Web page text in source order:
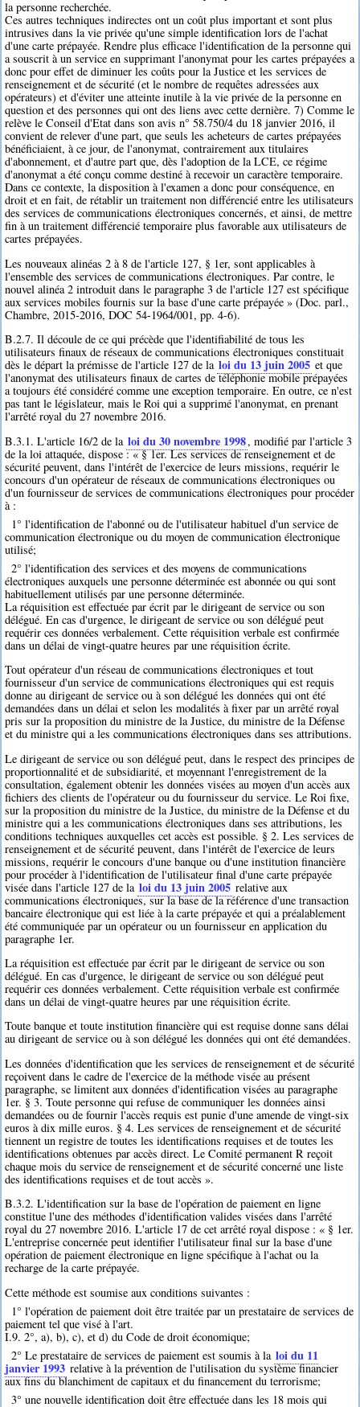
la personne recherchée.
Ces autres techniques indirectes ont un coût plus important et sont plus
intrusives dans la vie privée qu'une simple identification lors de l'achat
d'une carte prépayée. Rendre plus efficace l'identification de la personne qui
a souscrit à un service en supprimant l'anonymat pour les cartes prépayées a
donc pour effet de diminuer les coûts pour la Justice et les services de
renseignement et de sécurité (et le nombre de requêtes adressées aux
opérateurs) et d'éviter une atteinte inutile à la vie privée de la personne en
question et des personnes qui ont des liens avec cette dernière. 7) Comme le
relève le Conseil d'Etat dans son avis n° 58.750/4 du 18 janvier 2016, il
convient de relever d'une part, que seuls les acheteurs de cartes prépayées
bénéficiaient, à ce jour, de l'anonymat, contrairement aux titulaires
d'abonnement, et d'autre part que, dès l'adoption de la LCE, ce régime
d'anonymat a été conçu comme destiné à recevoir un caractère temporaire.
Dans ce contexte, la disposition à l'examen a donc pour conséquence, en
droit et en fait, de rétablir un traitement non différencié entre les utilisateurs
des services de communications électroniques concernés, et ainsi, de mettre
fin à un traitement différencié temporaire plus favorable aux utilisateurs de
cartes prépayées.
Les nouveaux alinéas 2 à 8 de l'article 127, § 1er, sont applicables à
l'ensemble des services de communications électroniques. Par contre, le
nouvel alinéa 2 introduit dans le paragraphe 3 de l'article 127 est spécifique
aux services mobiles fournis sur la base d'une carte prépayée » (Doc. parl.,
Chambre, 2015-2016, DOC 54-1964/001, pp. 4-6).
B.2.7. Il découle de ce qui précède que l'identifiabilité de tous les
utilisateurs finaux de réseaux de communications électroniques constituait
dès le départ la prémisse de l'article 127 de la loi du 13 juin 2005 et que
l'anonymat des utilisateurs finaux de cartes de téléphonie mobile prépayées
a toujours été considéré comme une exception temporaire. En outre, ce n'est
pas tant le législateur, mais le Roi qui a supprimé l'anonymat, en prenant
l'arrêté royal du 27 novembre 2016.
B.3.1. L'article 16/2 de la loi du 30 novembre 1998, modifié par l'article 3
de la loi attaquée, dispose : « § 1er. Les services de renseignement et de
sécurité peuvent, dans l'intérêt de l'exercice de leurs missions, requérir le
concours d'un opérateur de réseaux de communications électroniques ou
d'un fournisseur de services de communications électroniques pour procéder
à :
1° l'identification de l'abonné ou de l'utilisateur habituel d'un service de
communication électronique ou du moyen de communication électronique
utilisé;
2° l'identification des services et des moyens de communications
électroniques auxquels une personne déterminée est abonnée ou qui sont
habituellement utilisés par une personne déterminée.
La réquisition est effectuée par écrit par le dirigeant de service ou son
délégué. En cas d'urgence, le dirigeant de service ou son délégué peut
requérir ces données verbalement. Cette réquisition verbale est confirmée
dans un délai de vingt-quatre heures par une réquisition écrite.
Tout opérateur d'un réseau de communications électroniques et tout
fournisseur d'un service de communications électroniques qui est requis
donne au dirigeant de service ou à son délégué les données qui ont été
demandées dans un délai et selon les modalités à fixer par un arrêté royal
pris sur la proposition du ministre de la Justice, du ministre de la Défense
et du ministre qui a les communications électroniques dans ses attributions.
Le dirigeant de service ou son délégué peut, dans le respect des principes de
proportionnalité et de subsidiarité, et moyennant l'enregistrement de la
consultation, également obtenir les données visées au moyen d'un accès aux
fichiers des clients de l'opérateur ou du fournisseur du service. Le Roi fixe,
sur la proposition du ministre de la Justice, du ministre de la Défense et du
ministre qui a les communications électroniques dans ses attributions, les
conditions techniques auxquelles cet accès est possible. § 2. Les services de
renseignement et de sécurité peuvent, dans l'intérêt de l'exercice de leurs
missions, requérir le concours d'une banque ou d'une institution financière
pour procéder à l'identification de l'utilisateur final d'une carte prépayée
visée dans l'article 127 de la loi du 13 juin 2005 relative aux
communications électroniques, sur la base de la référence d'une transaction
bancaire électronique qui est liée à la carte prépayée et qui a préalablement
été communiquée par un opérateur ou un fournisseur en application du
paragraphe 1er.
La réquisition est effectuée par écrit par le dirigeant de service ou son
délégué. En cas d'urgence, le dirigeant de service ou son délégué peut
requérir ces données verbalement. Cette réquisition verbale est confirmée
dans un délai de vingt-quatre heures par une réquisition écrite.
Toute banque et toute institution financière qui est requise donne sans délai
au dirigeant de service ou à son délégué les données qui ont été demandées.
Les données d'identification que les services de renseignement et de sécurité
reçoivent dans le cadre de l'exercice de la méthode visée au présent
paragraphe, se limitent aux données d'identification visées au paragraphe
1er. § 3. Toute personne qui refuse de communiquer les données ainsi
demandées ou de fournir l'accès requis est punie d'une amende de vingt-six
euros à dix mille euros. § 4. Les services de renseignement et de sécurité
tiennent un registre de toutes les identifications requises et de toutes les
identifications obtenues par accès direct. Le Comité permanent R reçoit
chaque mois du service de renseignement et de sécurité concerné une liste
des identifications requises et de tout accès ».
B.3.2. L'identification sur la base de l'opération de paiement en ligne
constitue l'une des méthodes d'identification valides visées dans l'arrêté
royal du 27 novembre 2016. L'article 17 de cet arrêté royal dispose : « § 1er.
L'entreprise concernée peut identifier l'utilisateur final sur la base d'une
opération de paiement électronique en ligne spécifique à l'achat ou la
recharge de la carte prépayée.
Cette méthode est soumise aux conditions suivantes :
1° l'opération de paiement doit être traitée par un prestataire de services de
paiement tel que visé à l'art.
I.9. 2°, a), b), c), et d) du Code de droit économique;
2° Le prestataire de services de paiement est soumis à la loi du 11
janvier 1993 relative à la prévention de l'utilisation du système financier
aux fins du blanchiment de capitaux et du financement du terrorisme;
3° une nouvelle identification doit être effectuée dans les 18 mois qui